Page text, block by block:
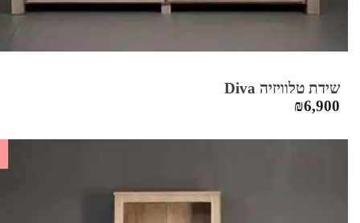
שידת טלוויזיה Diva
₪6,900